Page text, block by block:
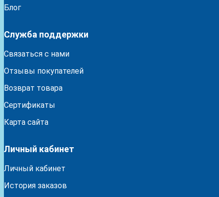
Блог
Служба поддержки
Связаться с нами
Отзывы покупателей
Возврат товара
Сертификаты
Карта сайта
Личный кабинет
Личный кабинет
История заказов